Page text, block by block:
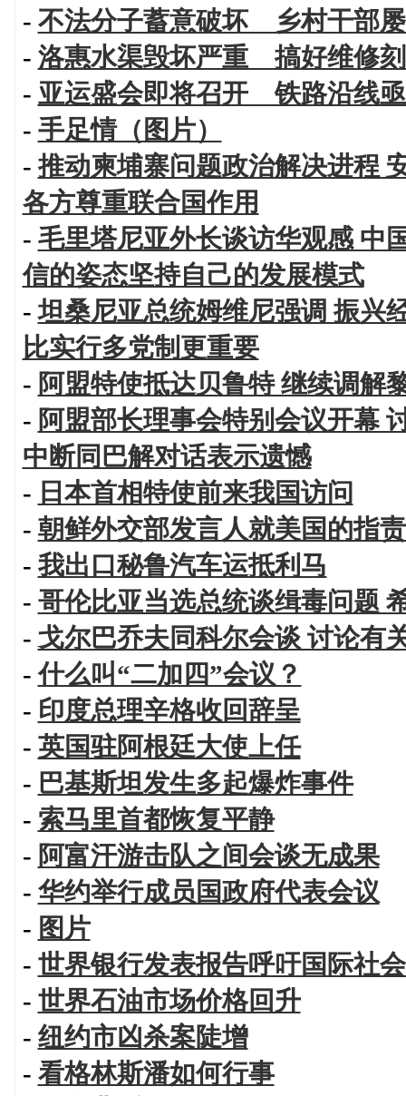
- 不法分子蓄意破坏 乡村干部
- 洛惠水渠毁坏严重 搞好维修
- 亚运盛会即将召开 铁路沿线
- 手足情（图片）
-推动柬埔寨问题政治解决进程
各方尊重联合国作用
- 毛里塔尼亚外长谈访华观感
信的姿态坚持自己的发展模式
-坦桑尼亚总统姆维尼强调 振兴
比实行多党制更重要
- 阿盟特使抵达贝鲁特 继续调解
- 阿盟部长理事会特别会议开幕
中断同巴解对话表示遗憾
- 日本首相特使前来我国访问
- 朝鲜外交部发言人就美国的指
- 我出口秘鲁汽车运抵利马
- 哥伦比亚当选总统谈缉毒问题
- 戈尔巴乔夫同科尔会谈 讨论有
-什么叫“二加四”会议？
- 印度总理辛格收回辞呈
- 英国驻阿根廷大使上任
- 巴基斯坦发生多起爆炸事件
- 索马里首都恢复平静
- 阿富汗游击队之间会谈无成果
- 华约举行成员国政府代表会议
- 图片
- 世界银行发表报告呼吁国际社
- 世界石油市场价格回升
- 纽约市凶杀案陡增
- 看格林斯潘如何行事